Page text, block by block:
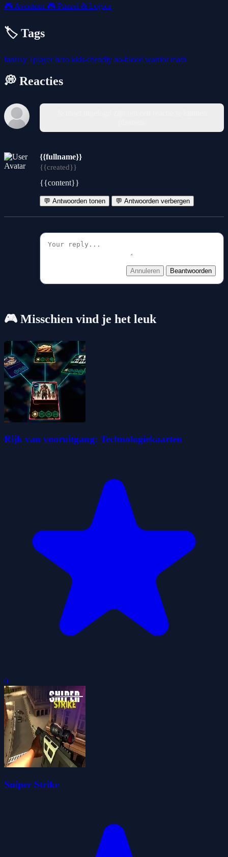
🎮 Avontuur 🎮 Puzzel & Logica
🏷️ Tags
fantasy 1playerhero kids-friendly no-blood warriormath
💭 Reacties
{{fullname}}
{{created}}
{{content}}
💬 Antwoorden tonen 💬 Antwoorden verbergen
Annuleren Beantwoorden
🎮 Misschien vind je het leuk
Rijk van vooruitgang: Technologiekaarten
0
Sniper Strike